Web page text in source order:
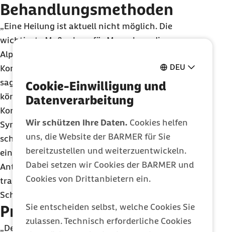
DEU
Cookie-Einwilligung und
Datenverarbeitung
Wir schützen Ihre Daten. Cookies helfen
uns, die Website der BARMER für Sie
bereitzustellen und weiterzuentwickeln.
Dabei setzen wir Cookies der BARMER und
Cookies von Drittanbietern ein.
Sie entscheiden selbst, welche Cookies Sie
zulassen. Technisch erforderliche Cookies
Behandlungsmethoden
„Eine Heilung ist aktuell nicht möglich. Die
wichtigste Maßnahme für Menschen, die am
Alpha-Gal-Syndrom leiden, besteht darin, den
Konsum von rotem Fleisch strikt zu vermeiden“,
sagt Petzold. Im Falle einer allergischen Reaktion
können verschiedene Antihistaminika oder
Kortikosteroide verschrieben werden, um die
Symptome zu lindern. Menschen, die besonders
schwere Reaktionen erleiden, sollten zudem immer
ein Notfallset mit Adrenalin, Kortison,
Antihistaminikum und Asthmaspray bei sich
tragen, um im Falle eines anaphylaktischen
Schocks schnell reagieren zu können.
Prävention
„Der beste Schutz vor dem Alpha-Gal-Syndrom